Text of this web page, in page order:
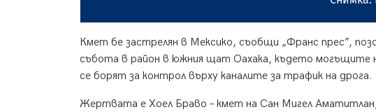
Кмет бе застрелян в Мексико, съобщи „Франс прес”,
събота в район в южния щат Оахака, където могъщите
се борят за контрол върху каналите за трафик на дрога.
Жертвата е Хоел Браво – кмет на Сан Мигел